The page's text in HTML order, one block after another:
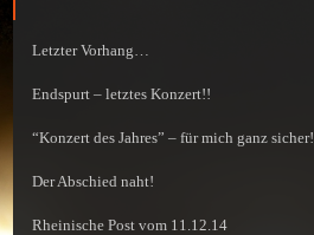
Letzter Vorhang…
Endspurt – letztes Konzert!!
“Konzert des Jahres” – für mich ganz sicher!
Der Abschied naht!
Rheinische Post vom 11.12.14